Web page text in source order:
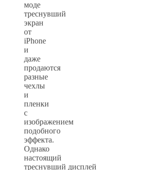
моде
треснувший
экран
от
iPhone
и
даже
продаются
разные
чехлы
и
пленки
с
изображением
подобного
эффекта.
Однако
настоящий
треснувший дисплей